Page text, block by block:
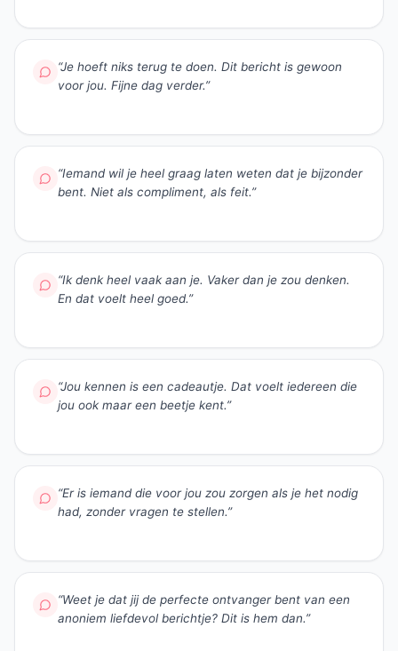
“Je hoeft niks terug te doen. Dit bericht is gewoon
voor jou. Fijne dag verder.”
“Iemand wil je heel graag laten weten dat je bijzonder
bent. Niet als compliment, als feit.”
“Ik denk heel vaak aan je. Vaker dan je zou denken.
En dat voelt heel goed.”
“Jou kennen is een cadeautje. Dat voelt iedereen die
jou ook maar een beetje kent.”
“Er is iemand die voor jou zou zorgen als je het nodig
had, zonder vragen te stellen.”
“Weet je dat jij de perfecte ontvanger bent van een
anoniem liefdevol berichtje? Dit is hem dan.”